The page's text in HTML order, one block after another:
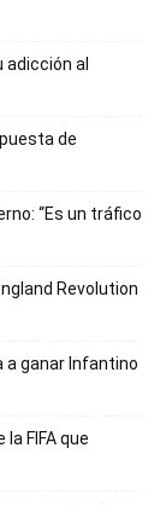
al
de
“Es un tráfico
Revolution
a ganar Infantino
FIFA que